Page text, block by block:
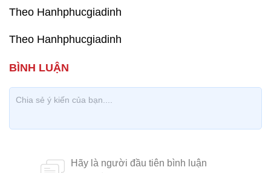
Theo Hanhphucgiadinh
Theo Hanhphucgiadinh